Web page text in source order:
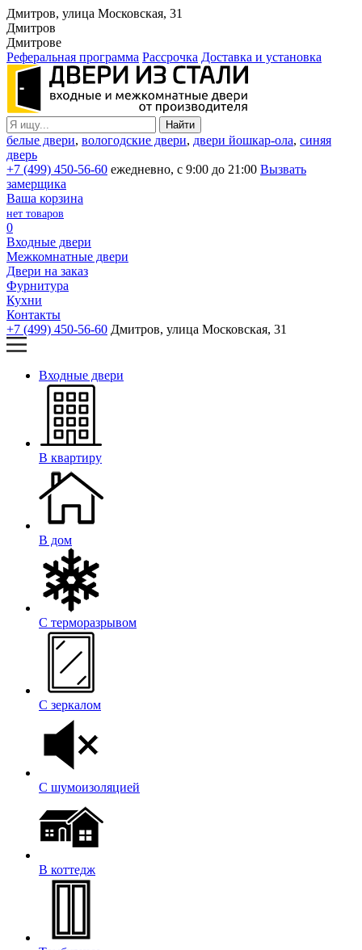
Дмитров, улица Московская, 31
Дмитров
Дмитрове
Реферальная программа Рассрочка Доставка и установка
белые двери, вологодские двери, двери йошкар-ола, синяя
дверь
+7 (499) 450-56-60 ежедневно, с 9:00 до 21:00 Вызвать
замерщика
Ваша корзина
нет товаров
0
Входные двери
Межкомнатные двери
Двери на заказ
Фурнитура
Кухни
Контакты
+7 (499) 450-56-60 Дмитров, улица Московская, 31
Входные двери
В квартиру
В дом
С терморазрывом
С зеркалом
С шумоизоляцией
В коттедж